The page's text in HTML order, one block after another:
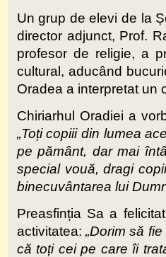
Un grup de elevi de la
director adjunct, Prof.
profesor de religie, a
cultural, aducând
Oradea a interpretat un
Chiriarhul Oradiei a
„Toți copiii din lumea
pe pământ, dar mai
special vouă, dragi
binecuvântarea lui
Preasfinția Sa a
activitatea:„Dorim să
că toți cei pe care îi